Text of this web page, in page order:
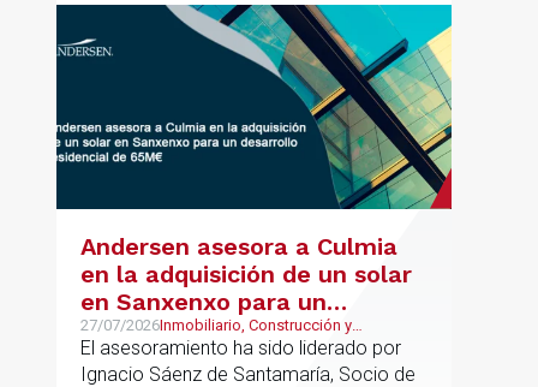
Andersen asesora a Culmia
en la adquisición de un solar
en Sanxenxo para un
desarrollo residencial de
65M€
27/07/2026Inmobiliario, Construcción y
Urbanismo
El asesoramiento ha sido liderado por
Ignacio Sáenz de Santamaría, Socio de